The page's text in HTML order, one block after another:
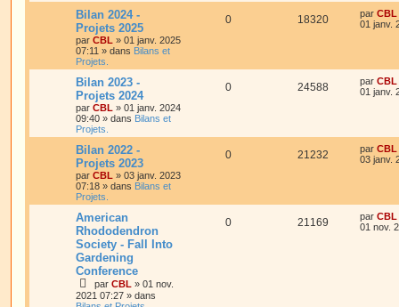
Bilan 2024 -
Projets 2025
par CBL » 01 janv. 2025
07:11 » dans Bilans et
Projets.
0 18320 par CBL
01 janv.
Bilan 2023 -
Projets 2024
par CBL » 01 janv. 2024
09:40 » dans Bilans et
Projets.
0 24588 par CBL
01 janv.
Bilan 2022 -
Projets 2023
par CBL » 03 janv. 2023
07:18 » dans Bilans et
Projets.
0 21232 par CBL
03 janv.
American
Rhododendron
Society - Fall Into
Gardening
Conference
par CBL » 01 nov.
2021 07:27 » dans
0 21169 par CBL
01 nov.